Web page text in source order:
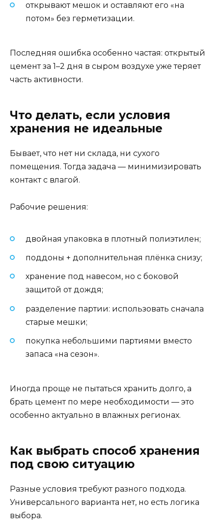
открывают мешок и оставляют его «на
потом» без герметизации.
Последняя ошибка особенно частая: открытый
цемент за 1–2 дня в сыром воздухе уже теряет
часть активности.
Что делать, если условия
хранения не идеальные
Бывает, что нет ни склада, ни сухого
помещения. Тогда задача — минимизировать
контакт с влагой.
Рабочие решения:
двойная упаковка в плотный полиэтилен;
поддоны + дополнительная плёнка снизу;
хранение под навесом, но с боковой
защитой от дождя;
разделение партии: использовать сначала
старые мешки;
покупка небольшими партиями вместо
запаса «на сезон».
Иногда проще не пытаться хранить долго, а
брать цемент по мере необходимости — это
особенно актуально в влажных регионах.
Как выбрать способ хранения
под свою ситуацию
Разные условия требуют разного подхода.
Универсального варианта нет, но есть логика
выбора.